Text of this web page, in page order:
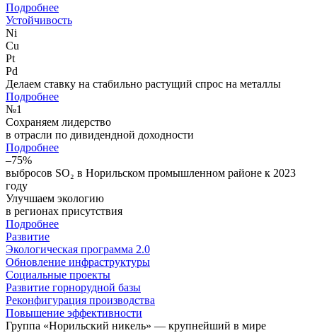
Подробнее
Устойчивость
Ni
Cu
Pt
Pd
Делаем ставку на стабильно растущий спрос на металлы
Подробнее
№1
Сохраняем лидерство
в отрасли по дивидендной доходности
Подробнее
–75%
выбросов SO₂ в Норильском промышленном районе к 2023
году
Улучшаем экологию
в регионах присутствия
Подробнее
Развитие
Экологическая программа 2.0
Обновление инфраструктуры
Социальные проекты
Развитие горнорудной базы
Реконфигурация производства
Повышение эффективности
Группа «Норильский никель» — крупнейший в мире